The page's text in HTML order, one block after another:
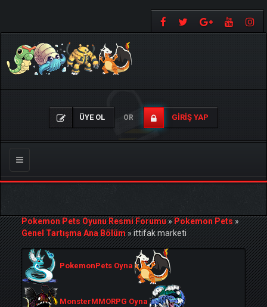
ÜYE OL OR GIRIŞ YAP
Gezinmeyi
Değiştir
Pokemon Pets Oyunu Resmi Forumu»Pokemon Pets»
Genel Tartışma Ana Bölüm»ittifak marketi
PokemonPets Oyna
MonsterMMORPG Oyna